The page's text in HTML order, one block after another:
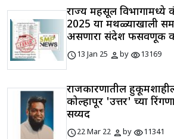
राज्य महसूल विभागामध्ये
2025 या मथळ्याखाली
असणारा संदेश फसवणूक
schedule13 Jan 25 personbyvisibility13169
राजकारणातील
कोल्हापूर 'उत्तर' च्या
सय्यद
schedule22 Mar 22 personbyvisibility11341